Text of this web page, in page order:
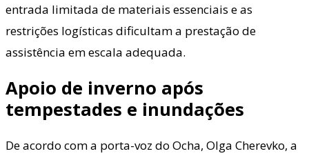
entrada limitada de materiais essenciais e as
restrições logísticas dificultam a prestação de
assistência em escala adequada.
Apoio de inverno após
tempestades e inundações
De acordo com a porta-voz do Ocha, Olga Cherevko, a